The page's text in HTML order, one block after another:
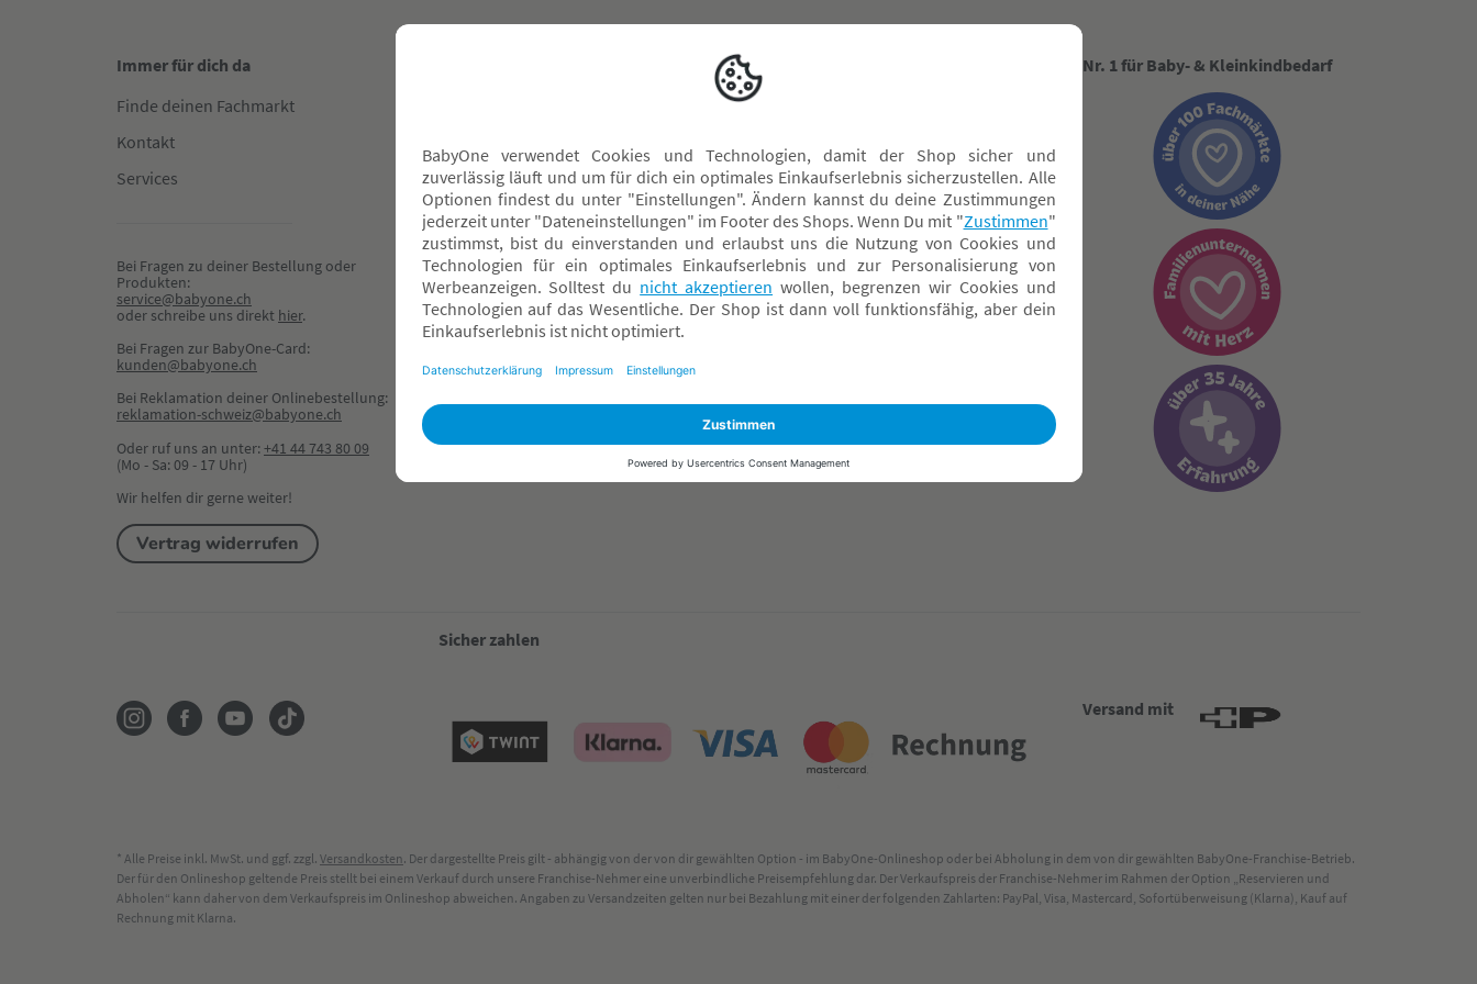
Immer für dich da
Finde deinen Fachmarkt
Kontakt
Services
Bei Fragen zu deiner Bestellung oder
Produkten:
service@babyone.ch
oder schreibe uns direkt hier.
Bei Fragen zur BabyOne-Card:
kunden@babyone.ch
Bei Reklamation deiner Onlinebestellung:
reklamation-schweiz@babyone.ch
Oder ruf uns an unter:+41 44 743 80 09
(Mo - Sa: 09 - 17 Uhr)
Wir helfen dir gerne weiter!
Vertrag widerrufen
Hilfe & FAQ
Zahlung & Versand
Newsletter
Gewinnspiele
Dein Konto
Welcome Box
Über BabyOne
Soziales Engagement
Nachhaltigkeit
Presse
Sicherheit & Rückrufe
Ratgeber Übersicht
Widerrufsrecht
Dateneinstellungen
Impressum
Widerrufsantrag
Nr. 1 für Baby- & Kleinkindbedarf
Sicher zahlen
Versand mit
* Alle Preise inkl. MwSt. und ggf. zzgl. Versandkosten. Der dargestellte Preis gilt - abhängig von der von dir gewählten Option - im BabyOne-Onlineshop oder bei Abholung in dem von dir gewählten BabyOne-Franchise-Betrieb.
Der für den Onlineshop geltende Preis stellt bei einem Verkauf durch unsere Franchise-Nehmer eine unverbindliche Preisempfehlung dar. Der Verkaufspreis der Franchise-Nehmer im Rahmen der Option „Reservieren und
Abholen“ kann daher von dem Verkaufspreis im Onlineshop abweichen. Angaben zu Versandzeiten gelten nur bei Bezahlung mit einer der folgenden Zahlarten: PayPal, Visa, Mastercard, Sofortüberweisung (Klarna), Kauf auf
Rechnung mit Klarna.